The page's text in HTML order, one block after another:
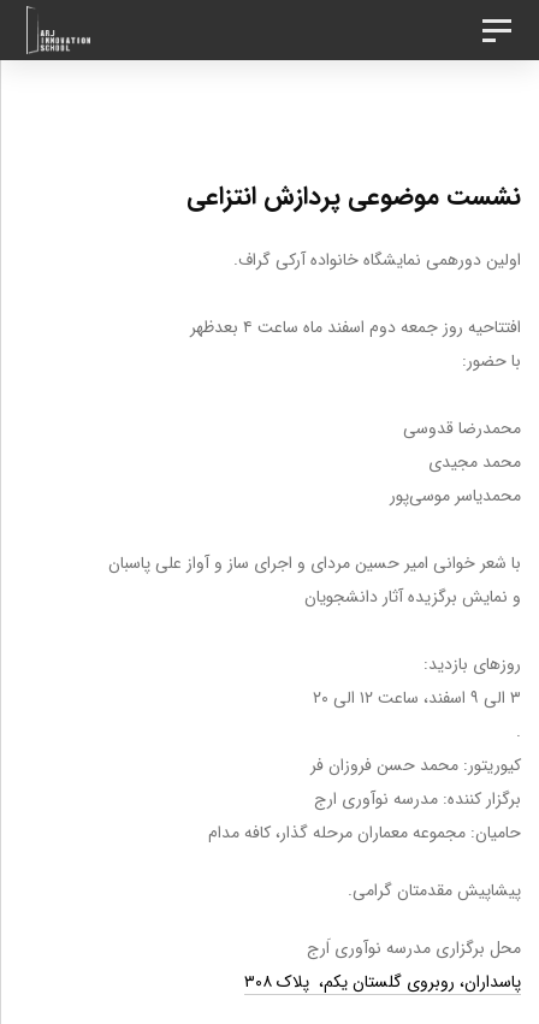
رد
ها
پرش
تغییر
وضعیت
نشست موضوعی پردازش انتزاعی
اولین دورهمی نمایشگاه خانواده آرکی گراف. ‌ ‌ ‌ ‌
افتتاحیه روز جمعه دوم اسفند ماه ساعت ۴ بعدظهر
با حضور: ‌ ‌
محمدرضا قدوسی‌ ‌
محمد مجیدی‌ ‌
محمد‌یاسر موسی‌پور
با شعر خوانی امیر حسین مردای و اجرای ساز و آواز علی پاسبان ‌‌ ‌ ‌
و نمایش برگزیده آثار دانشجویان‌ ‌
روزهای بازدید:
۳ الی ۹ اسفند، ساعت ۱۲ الی ۲۰ ‌
.
کیوریتور: محمد حسن فروزان فر
برگزار کننده: مدرسه نوآوری ارج
حامیان: مجموعه معماران مرحله گذار، کافه مدام
پیشاپیش مقدمتان گرامی. ‏
محل برگزاری مدرسه نوآوری اَرج
پاسداران، روبروی گلستان یکم، پلاک ۳۰۸